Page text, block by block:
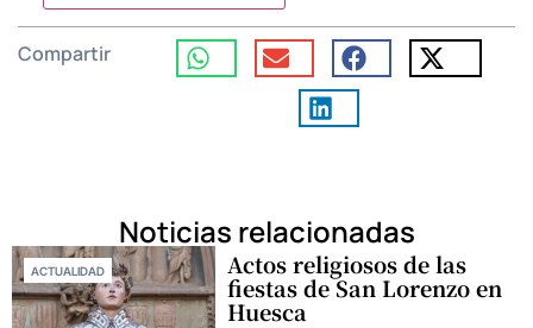
Compartir
Noticias relacionadas
ACTUALIDAD Actos religiosos de las
fiestas de San Lorenzo en
Huesca